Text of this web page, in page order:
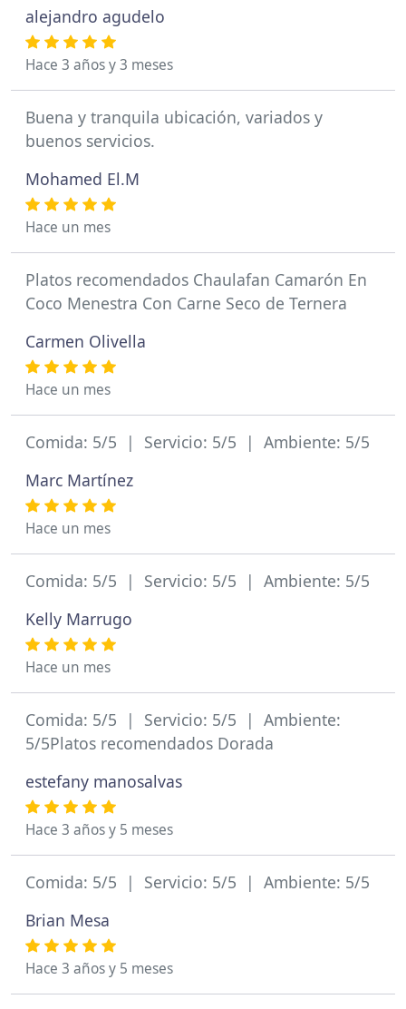
alejandro agudelo
Hace 3 años y 3 meses
Buena y tranquila ubicación, variados y
buenos servicios.
Mohamed El.M
Hace un mes
Platos recomendados Chaulafan Camarón En
Coco Menestra Con Carne Seco de Ternera
Carmen Olivella
Hace un mes
Comida: 5/5 | Servicio: 5/5 | Ambiente: 5/5
Marc Martínez
Hace un mes
Comida: 5/5 | Servicio: 5/5 | Ambiente: 5/5
Kelly Marrugo
Hace un mes
Comida: 5/5 | Servicio: 5/5 | Ambiente:
5/5Platos recomendados Dorada
estefany manosalvas
Hace 3 años y 5 meses
Comida: 5/5 | Servicio: 5/5 | Ambiente: 5/5
Brian Mesa
Hace 3 años y 5 meses